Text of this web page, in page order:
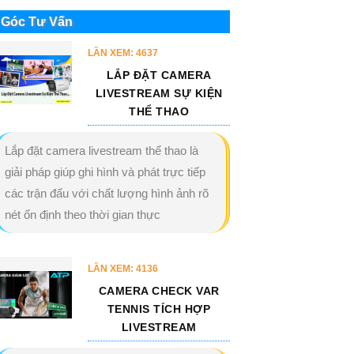
Góc Tư Vấn
LẦN XEM: 4637
LẮP ĐẶT CAMERA
LIVESTREAM SỰ KIỆN
THỂ THAO
Lắp đặt camera livestream thể thao là
giải pháp giúp ghi hình và phát trực tiếp
các trận đấu với chất lượng hình ảnh rõ
nét ổn định theo thời gian thực
LẦN XEM: 4136
CAMERA CHECK VAR
TENNIS TÍCH HỢP
LIVESTREAM